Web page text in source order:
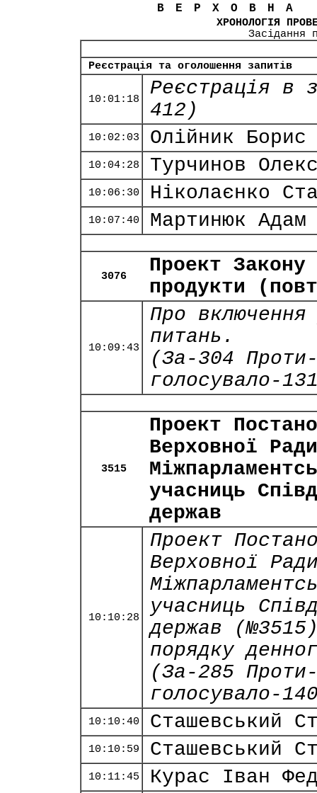
ХРОНОЛОГІЯ
Засідання
Реєстрація та оголошення запитів
10:01:18
Реєстрація в
412)
10:02:03 Олійник Борис
10:04:28 Турчинов
10:06:30 Ніколаєнко
10:07:40 Мартинюк Адам
3076
Проект
продукти
10:09:43
Про
питань.
(За-304
голосувало-
3515
Проект
Верховної
учасниць
держав
10:10:28
Проект
Верховної
учасниць
держав
порядку
(За-285
голосувало-
10:10:40 Сташевський
10:10:59 Сташевський
10:11:45 Курас Іван